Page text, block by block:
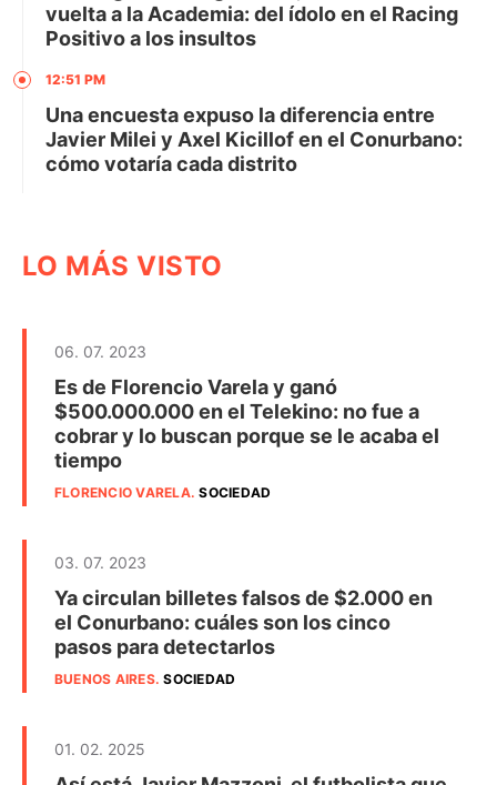
vuelta a la Academia: del ídolo en el Racing
Positivo a los insultos
12:51 PM
Una encuesta expuso la diferencia entre
Javier Milei y Axel Kicillof en el Conurbano:
cómo votaría cada distrito
LO MÁS VISTO
06. 07. 2023
Es de Florencio Varela y ganó
$500.000.000 en el Telekino: no fue a
cobrar y lo buscan porque se le acaba el
tiempo
FLORENCIO VARELA.SOCIEDAD
03. 07. 2023
Ya circulan billetes falsos de $2.000 en
el Conurbano: cuáles son los cinco
pasos para detectarlos
BUENOS AIRES.SOCIEDAD
01. 02. 2025